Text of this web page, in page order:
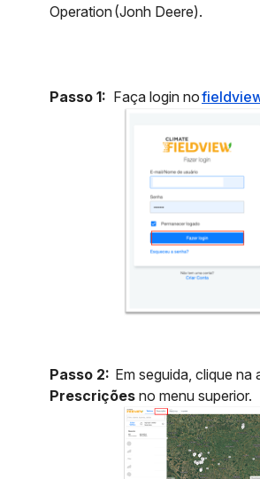
Operation (Jonh Deere).
Passo 1: Faça login no
Passo 2: Em seguida, clique na
Prescrições no menu superior.